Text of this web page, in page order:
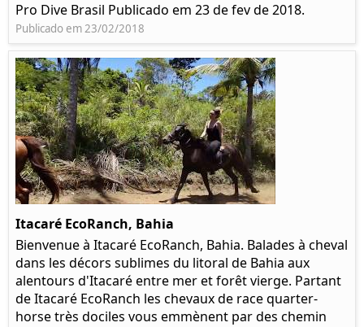
Pro Dive Brasil Publicado em 23 de fev de 2018.
Publicado em 23/02/2018
Itacaré EcoRanch, Bahia
Bienvenue à Itacaré EcoRanch, Bahia. Balades à cheval
dans les décors sublimes du litoral de Bahia aux
alentours d'Itacaré entre mer et forêt vierge. Partant
de Itacaré EcoRanch les chevaux de race quarter-
horse très dociles vous emmènent par des chemin